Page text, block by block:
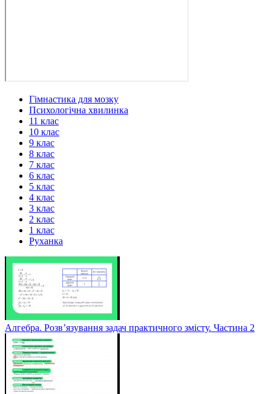
Гімнастика для мозку
Психологічна хвилинка
11 клас
10 клас
9 клас
8 клас
7 клас
6 клас
5 клас
4 клас
3 клас
2 клас
1 клас
Руханка
Алгебра. Розв’язування задач практичного змісту. Частина 2